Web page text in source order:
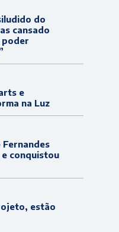
do
cansado
poder
e
na Luz
conquistou
estão